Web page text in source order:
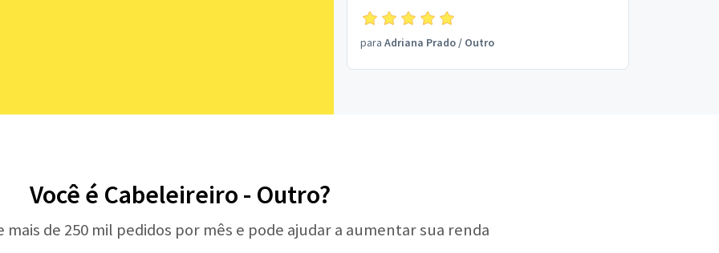
para Adriana Prado/ Outro
Você é Cabeleireiro - Outro?
mais de 250 mil pedidos por mês e pode ajudar a aumentar sua renda